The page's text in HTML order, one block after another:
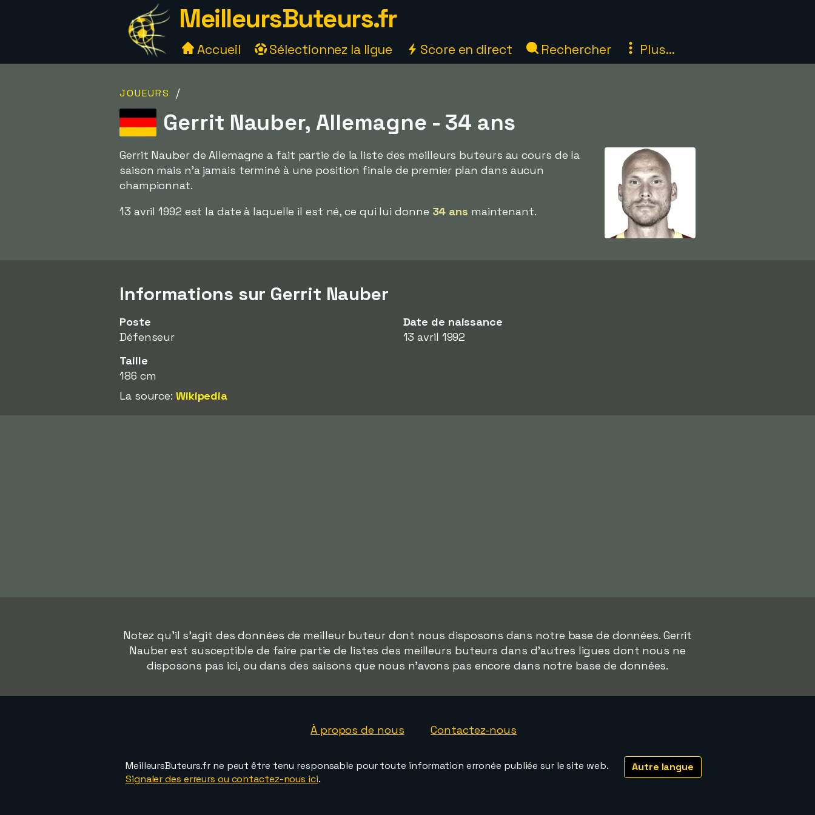
MeilleursButeurs.fr
Accueil Sélectionnez la ligue Score en direct Rechercher Plus...
JOUEURS /
Gerrit Nauber, Allemagne - 34 ans
Gerrit Nauber de Allemagne a fait partie de la liste des meilleurs buteurs au cours de la
saison mais n'a jamais terminé à une position finale de premier plan dans aucun
championnat.
13 avril 1992 est la date à laquelle il est né, ce qui lui donne 34 ans maintenant.
Informations sur Gerrit Nauber
Poste
Défenseur
Date de naissance
13 avril 1992
Taille
186 cm
La source: Wikipedia
Notez qu'il s'agit des données de meilleur buteur dont nous disposons dans notre base de données. Gerrit
Nauber est susceptible de faire partie de listes des meilleurs buteurs dans d'autres ligues dont nous ne
disposons pas ici, ou dans des saisons que nous n'avons pas encore dans notre base de données.
À propos de nous Contactez-nous
Autre langue
MeilleursButeurs.fr ne peut être tenu responsable pour toute information erronée publiée sur le site web.
Signaler des erreurs ou contactez-nous ici.